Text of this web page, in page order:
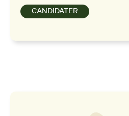
CANDIDATER